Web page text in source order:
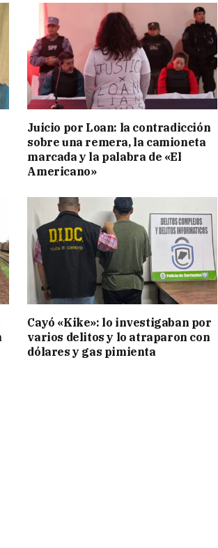
Juicio por Loan: la contradicción
sobre una remera, la camioneta
marcada y la palabra de «El
Americano»
Cayó «Kike»: lo investigaban por
varios delitos y lo atraparon con
dólares y gas pimienta